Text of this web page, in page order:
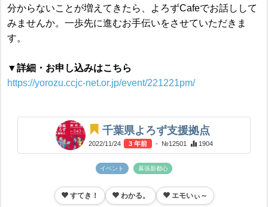
分からないことが増えてきたら、よろずCafeでお話しして
みませんか。一歩先に進むお手伝いをさせていただきま
す。
▼詳細・お申し込みはこちら
https://yorozu.ccjc-net.or.jp/event/221221pm/
千葉県よろず支援拠点
2022/11/24 3 年前 - №12501 1904
イベント 幕張新都心
すてき！ わかる。 エモいぃ～